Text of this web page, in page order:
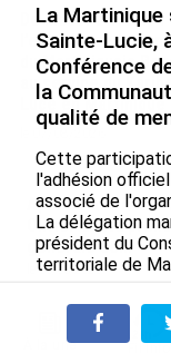
De Messi à Trump :
l’expérience
du Martiniquais
au service du
Luce en Martinique
le 07/08/2026
Après 5 ans à la
Olivier Cotta
générale de...
le 05/08/2026
En juin 2026, les
consommation
À la une
La
Sainte-Lucie,
Conférence
la
qualité de
Cette
l'adhésion
associé de
La délégation
président du
territoriale de